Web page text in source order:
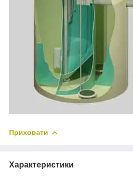
Приховати
Характеристики